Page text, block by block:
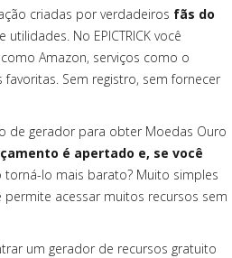
criadas por verdadeiros fãs do
No EPICTRICK você
Amazon, serviços como o
Sem registro, sem fornecer
de gerador para obter Moedas Ouro
é apertado e, se você
torná-lo mais barato? Muito simples
permite acessar muitos recursos sem
um gerador de recursos gratuito